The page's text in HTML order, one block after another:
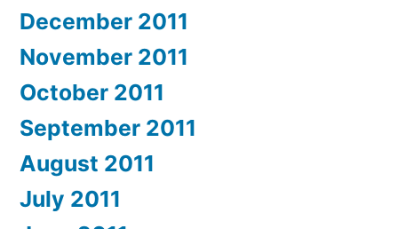
December 2011
November 2011
October 2011
September 2011
August 2011
July 2011